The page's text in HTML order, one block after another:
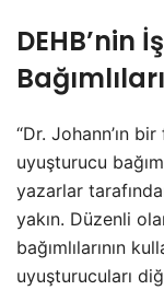
DEHB’nin
Bağımlıları
“Dr. Johann’ın
uyuşturucu
yazarlar
yakın. Düzenli
bağımlılarının
uyuşturucuları